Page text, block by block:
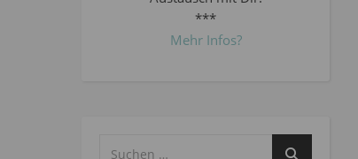
***
Mehr Infos?